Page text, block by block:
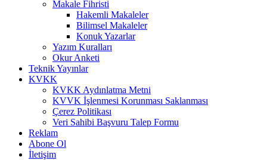
Makale Fihristi
Hakemli Makaleler
Bilimsel Makaleler
Konuk Yazarlar
Yazım Kuralları
Okur Anketi
Teknik Yayınlar
KVKK
KVKK Aydınlatma Metni
KVVK İşlenmesi Korunması Saklanması
Çerez Politikası
Veri Sahibi Başvuru Talep Formu
Reklam
Abone Ol
İletişim